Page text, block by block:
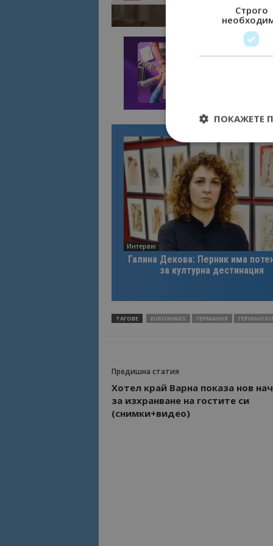
Интервю
Галина Декова: Перник има
за културна дестинация
ТАГОВЕ EUROWINGS ГЕРМАНИЯ
Предишна статия
Хотел край Варна показа нов
за изхранване на гостите си
(снимки+видео)
Строго
ПОКАЖЕТЕ
Строго
управление на
Име
_ga_B09EBBY8PY
Име